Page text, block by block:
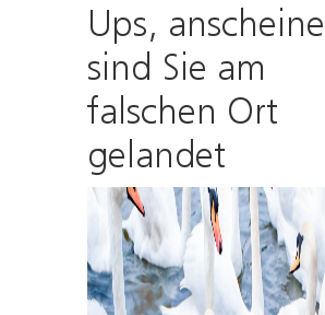
Ups,
sind Sie am
falschen Ort
gelandet